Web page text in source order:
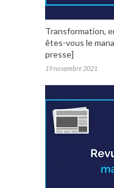
Transformation,
êtes-vous le
presse]
19 novembre 2021